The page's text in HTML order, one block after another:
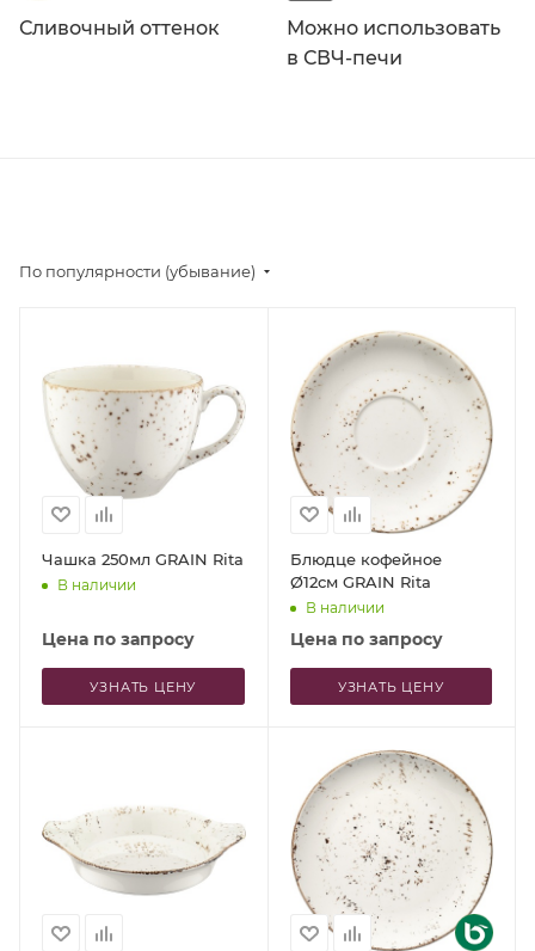
Сливочный оттенок
Можно использовать
в СВЧ-печи
По популярности (убывание)
Чашка 250мл GRAIN Rita
В наличии
Цена по запросу
УЗНАТЬ ЦЕНУ
Блюдце кофейное
Ø12см GRAIN Rita
В наличии
Цена по запросу
УЗНАТЬ ЦЕНУ